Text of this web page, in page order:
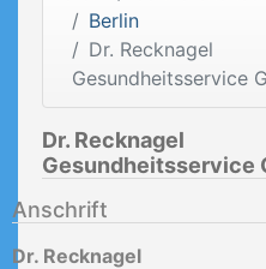
Berlin
Dr. Recknagel
Gesundheitsservice
Dr. Recknagel
Gesundheitsservice
Anschrift
Dr. Recknagel